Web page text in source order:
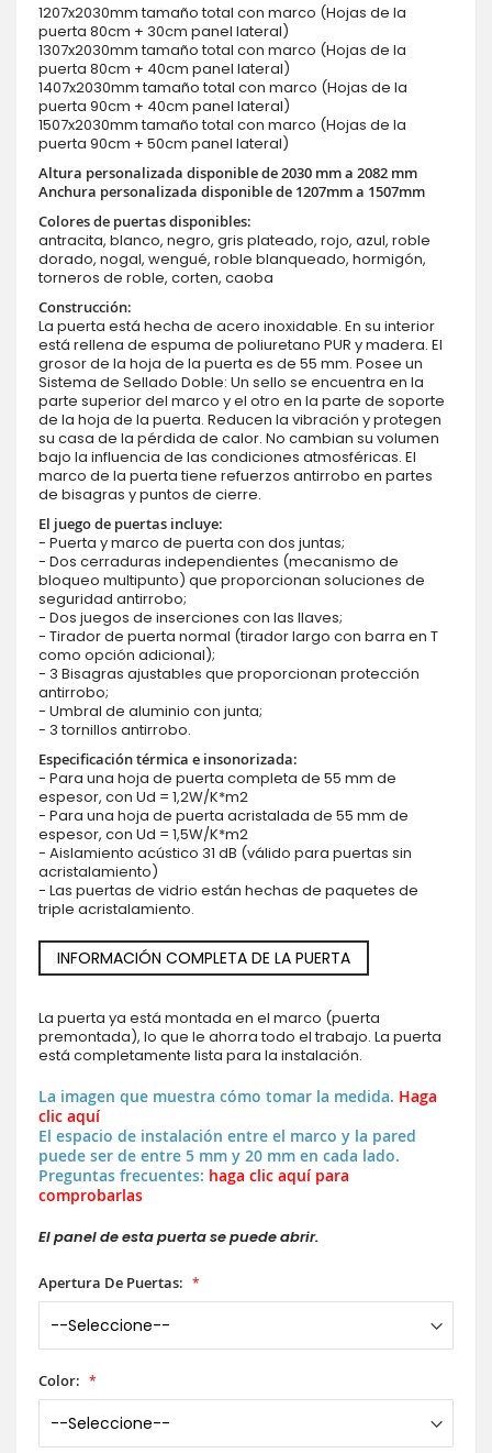
1207x2030mm tamaño total con marco (Hojas de la
puerta 80cm + 30cm panel lateral)
1307x2030mm tamaño total con marco (Hojas de la
puerta 80cm + 40cm panel lateral)
1407x2030mm tamaño total con marco (Hojas de la
puerta 90cm + 40cm panel lateral)
1507x2030mm tamaño total con marco (Hojas de la
puerta 90cm + 50cm panel lateral)
Altura personalizada disponible de 2030 mm a 2082 mm
Anchura personalizada disponible de 1207mm a 1507mm
Colores de puertas disponibles:
antracita, blanco, negro, gris plateado, rojo, azul, roble
dorado, nogal, wengué, roble blanqueado, hormigón,
torneros de roble, corten, caoba
Construcción:
La puerta está hecha de acero inoxidable. En su interior
está rellena de espuma de poliuretano PUR y madera. El
grosor de la hoja de la puerta es de 55 mm. Posee un
Sistema de Sellado Doble: Un sello se encuentra en la
parte superior del marco y el otro en la parte de soporte
de la hoja de la puerta. Reducen la vibración y protegen
su casa de la pérdida de calor. No cambian su volumen
bajo la influencia de las condiciones atmosféricas. El
marco de la puerta tiene refuerzos antirrobo en partes
de bisagras y puntos de cierre.
El juego de puertas incluye:
- Puerta y marco de puerta con dos juntas;
- Dos cerraduras independientes (mecanismo de
bloqueo multipunto) que proporcionan soluciones de
seguridad antirrobo;
- Dos juegos de inserciones con las llaves;
- Tirador de puerta normal (tirador largo con barra en T
como opción adicional);
- 3 Bisagras ajustables que proporcionan protección
antirrobo;
- Umbral de aluminio con junta;
- 3 tornillos antirrobo.
Especificación térmica e insonorizada:
- Para una hoja de puerta completa de 55 mm de
espesor, con Ud = 1,2W/K*m2
- Para una hoja de puerta acristalada de 55 mm de
espesor, con Ud = 1,5W/K*m2
- Aislamiento acústico 31 dB (válido para puertas sin
acristalamiento)
- Las puertas de vidrio están hechas de paquetes de
triple acristalamiento.
INFORMACIÓN COMPLETA DE LA PUERTA
La puerta ya está montada en el marco (puerta
premontada), lo que le ahorra todo el trabajo. La puerta
está completamente lista para la instalación.
La imagen que muestra cómo tomar la medida. Haga
clic aquí
El espacio de instalación entre el marco y la pared
puede ser de entre 5 mm y 20 mm en cada lado.
Preguntas frecuentes: haga clic aquí para
comprobarlas
El panel de esta puerta se puede abrir.
Apertura De Puertas:
Color: